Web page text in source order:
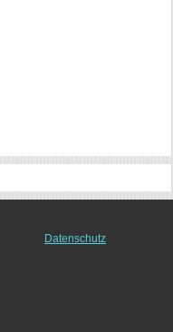
Datenschutz